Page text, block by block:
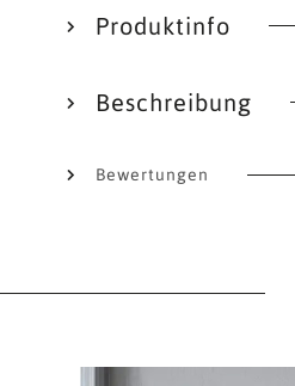
Produktinfo
Beschreibung
Bewertungen